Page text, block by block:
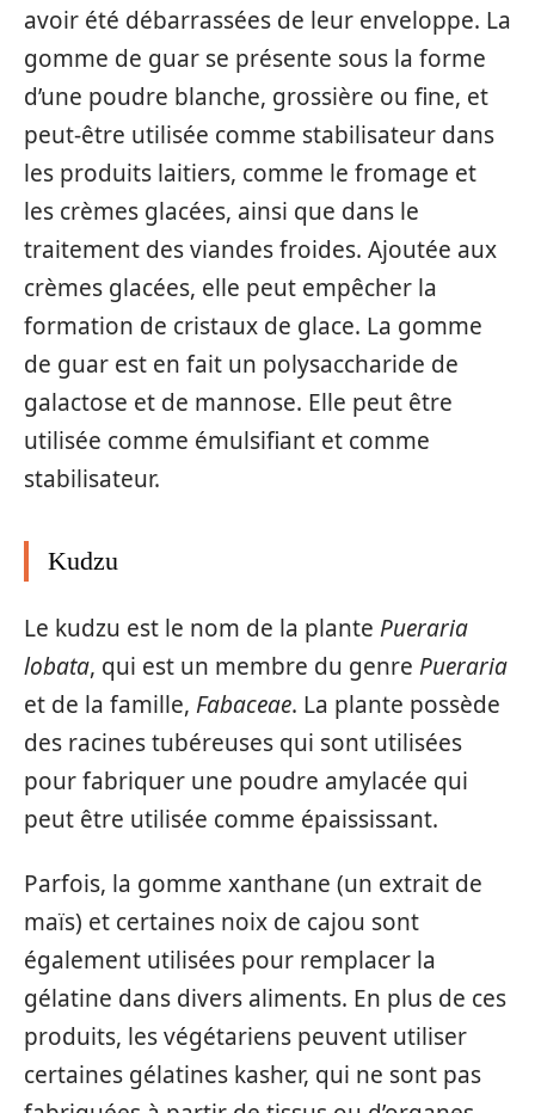
avoir été débarrassées de leur enveloppe. La
gomme de guar se présente sous la forme
d’une poudre blanche, grossière ou fine, et
peut-être utilisée comme stabilisateur dans
les produits laitiers, comme le fromage et
les crèmes glacées, ainsi que dans le
traitement des viandes froides. Ajoutée aux
crèmes glacées, elle peut empêcher la
formation de cristaux de glace. La gomme
de guar est en fait un polysaccharide de
galactose et de mannose. Elle peut être
utilisée comme émulsifiant et comme
stabilisateur.
Kudzu
Le kudzu est le nom de la plante Pueraria
lobata, qui est un membre du genre Pueraria
et de la famille, Fabaceae. La plante possède
des racines tubéreuses qui sont utilisées
pour fabriquer une poudre amylacée qui
peut être utilisée comme épaississant.
Parfois, la gomme xanthane (un extrait de
maïs) et certaines noix de cajou sont
également utilisées pour remplacer la
gélatine dans divers aliments. En plus de ces
produits, les végétariens peuvent utiliser
certaines gélatines kasher, qui ne sont pas